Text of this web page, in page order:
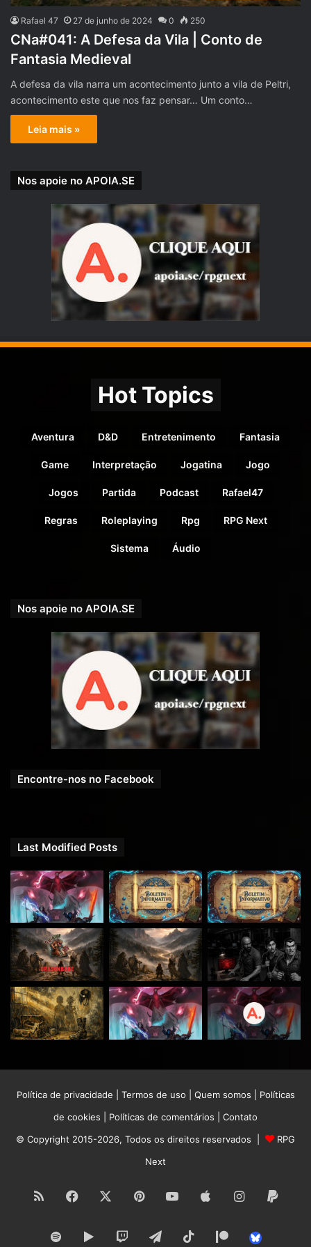
Rafael 47 27 de junho de 2024 0 250
CNa#041: A Defesa da Vila | Conto de
Fantasia Medieval
A defesa da vila narra um acontecimento junto a vila de Peltri,
acontecimento este que nos faz pensar… Um conto…
Leia mais »
Nos apoie no APOIA.SE
Hot Topics
Aventura D&D Entretenimento Fantasia
Game Interpretação Jogatina Jogo
Jogos Partida Podcast Rafael47
Regras Roleplaying Rpg RPG Next
Sistema Áudio
Nos apoie no APOIA.SE
Encontre-nos no Facebook
Last Modified Posts
Política de privacidade Termos de uso Quem somos
Políticas
de cookies
Políticas de comentários
Contato
© Copyright 2015-2026, Todos os direitos reservados |
RPG
Next
RSS Facebook PinterestYouTubeAppleInstagram
SpotifyGoogle TwitchTelegramTikTokPatreon